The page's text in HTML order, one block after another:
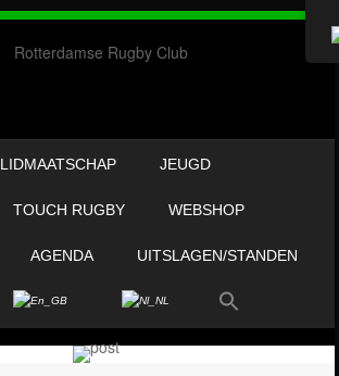
LIDMAATSCHAP JEUGD
TOUCH RUGBY WEBSHOP
AGENDA UITSLAGEN/STANDEN